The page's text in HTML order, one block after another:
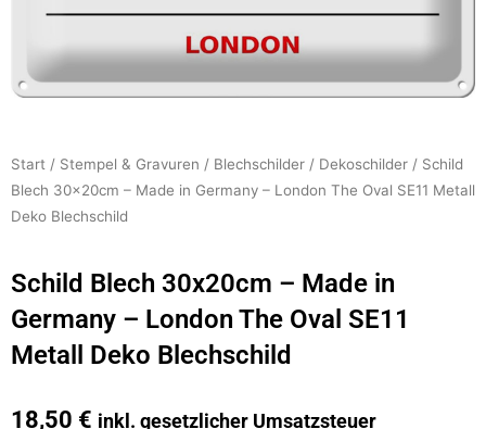
Start / Stempel & Gravuren / Blechschilder / Dekoschilder / Schild
Blech 30x20cm – Made in Germany – London The Oval SE11 Metall
Deko Blechschild
Schild Blech 30x20cm – Made in
Germany – London The Oval SE11
Metall Deko Blechschild
18,50 € inkl. gesetzlicher Umsatzsteuer